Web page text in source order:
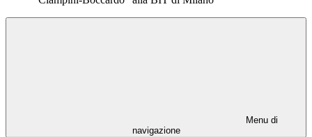
Menu di
navigazione